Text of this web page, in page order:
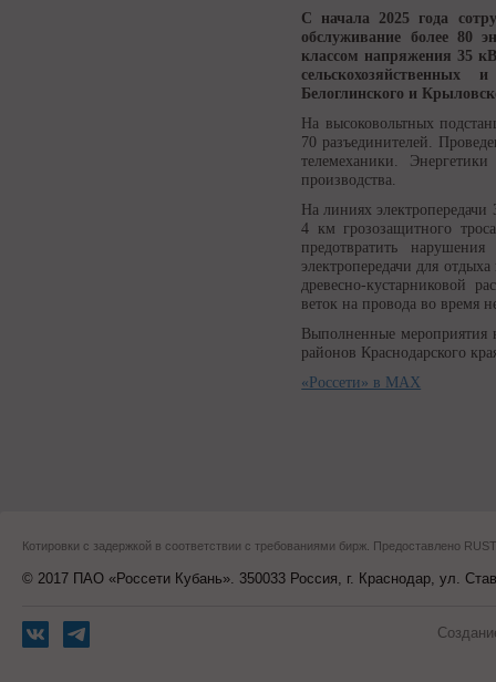
С начала 2025 года
обслуживание более 80
классом напряжения 35
Белоглинского и
На высоковольтных
70 разъединителей.
телемеханики.
производства.
На линиях
4 км грозозащитного
предотвратить
электропередачи для
древесно-кустарниковой
веток на провода во время
Выполненные мероприятия
районов Краснодарского
«Россети» в MAX
Котировки с задержкой в соответствии с требованиями бирж. Предоставлено
© 2017 ПАО «Россети Кубань». 350033 Россия, г. Краснодар, ул.